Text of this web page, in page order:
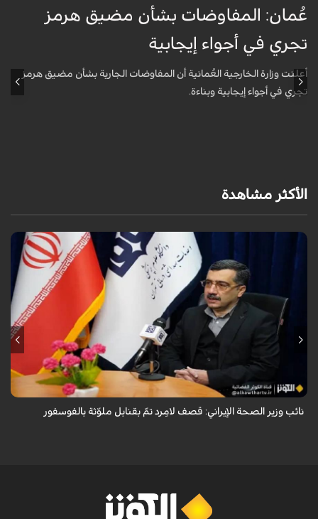
عُمان: المفاوضات بشأن مضيق هرمز
تجري في أجواء إيجابية
أعلنت وزارة الخارجية العُمانية أن المفاوضات الجارية بشأن مضيق هرمز
تجري في أجواء إيجابية وبناءة.
الأكثر مشاهدة
قال معاون وزير الصحة الإيراني لشؤون البحوث والتكنولوجيا، شاهين آخوندزاده،
إن التحقيقات التي أجرتها وزارة الصحة بشأن قصف مدينة لامِرد في محافظة
نائب وزير الصحة الإيراني: قصف لامِرد تمّ بقنابل ملوّثة بالفوسفور